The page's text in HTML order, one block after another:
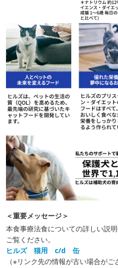
＜重要メッセージ＞
本食事療法食についての詳しい説
ご覧ください。
ヒルズ 猫用 c/d 缶
（※リンク先の情報が古い場合が